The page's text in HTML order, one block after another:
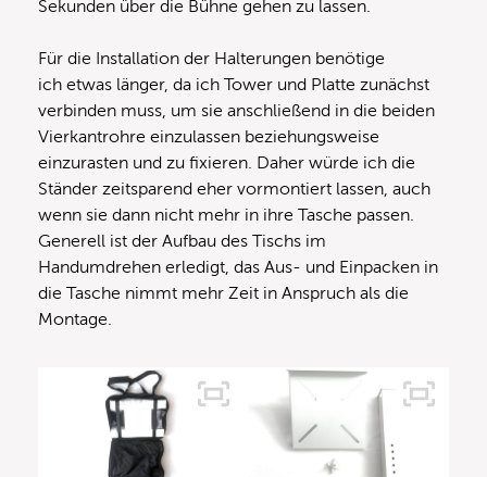
Sekunden über die Bühne gehen zu lassen.
Für die Installation der Halterungen benötige
ich etwas länger, da ich Tower und Platte zunächst
verbinden muss, um sie anschließend in die beiden
Vierkantrohre einzulassen beziehungsweise
einzurasten und zu fixieren. Daher würde ich die
Ständer zeitsparend eher vormontiert lassen, auch
wenn sie dann nicht mehr in ihre Tasche passen.
Generell ist der Aufbau des Tischs im
Handumdrehen erledigt, das Aus- und Einpacken in
die Tasche nimmt mehr Zeit in Anspruch als die
Montage.